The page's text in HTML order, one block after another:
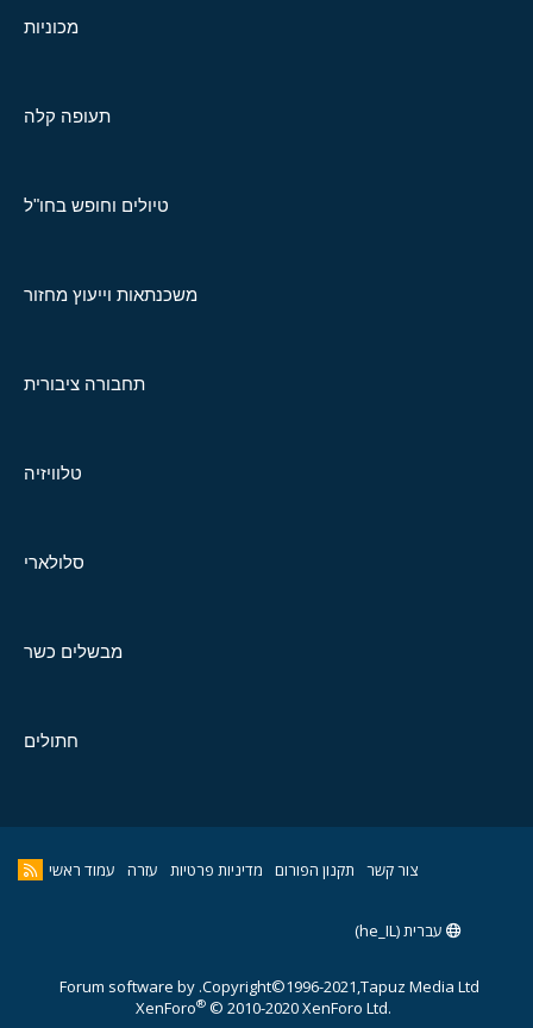
מכוניות
תעופה קלה
טיולים וחופש בחו"ל
משכנתאות וייעוץ מחזור
תחבורה ציבורית
טלוויזיה
סלולארי
מבשלים כשר
חתולים
צור קשר תקנון הפורום מדיניות פרטיות עזרה עמוד ראשי
עברית (he_IL)
Copyright©1996-2021,Tapuz Media Ltd.
Forum software by
XenForo® © 2010-2020 XenForo Ltd.